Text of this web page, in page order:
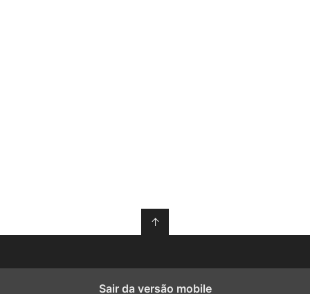
↑
Sair da versão mobile